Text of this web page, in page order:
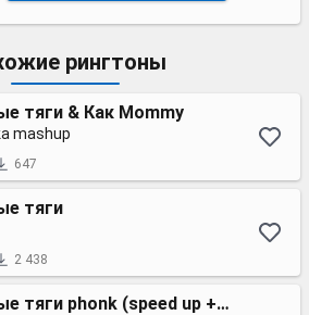
рингтоны
тяги & Как Mommy
mashup
647
тяги
2 438
бархатные тяги phonk (speed up + reverb)